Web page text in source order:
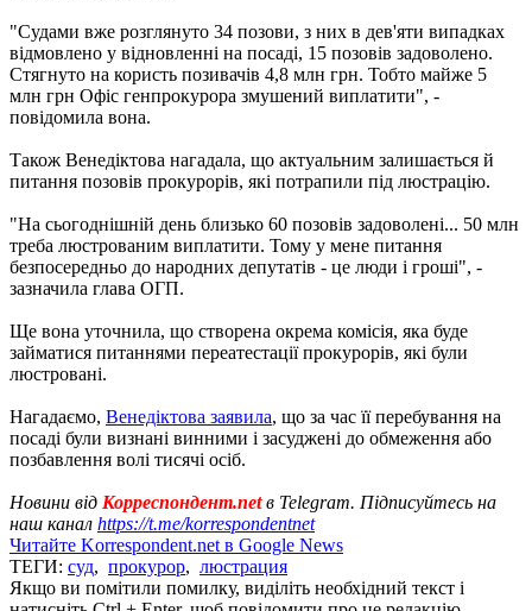
"Судами вже розглянуто 34 позови, з них в дев'яти випадках
відмовлено у відновленні на посаді, 15 позовів задоволено.
Стягнуто на користь позивачів 4,8 млн грн. Тобто майже 5
млн грн Офіс генпрокурора змушений виплатити", -
повідомила вона.
Також Венедіктова нагадала, що актуальним залишається й
питання позовів прокурорів, які потрапили під люстрацію.
"На сьогоднішній день близько 60 позовів задоволені... 50 млн
треба люстрованим виплатити. Тому у мене питання
безпосередньо до народних депутатів - це люди і гроші", -
зазначила глава ОГП.
Ще вона уточнила, що створена окрема комісія, яка буде
займатися питаннями переатестації прокурорів, які були
люстровані.
Нагадаємо, Венедіктова заявила, що за час її перебування на
посаді були визнані винними і засуджені до обмеження або
позбавлення волі тисячі осіб.
Новини від Корреспондент.netв Telegram. Підписуйтесь на
наш канал https://t.me/korrespondentnet
Читайте Korrespondent.net в Google News
ТЕГИ: суд, прокурор, люстрация
Якщо ви помітили помилку, виділіть необхідний текст і